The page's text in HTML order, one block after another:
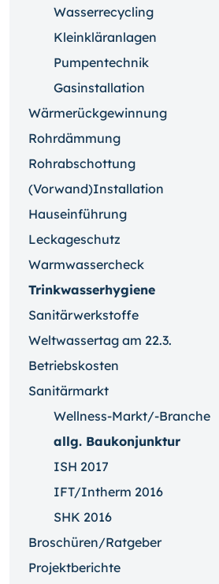
Wasserrecycling
Kleinkläranlagen
Pumpentechnik
Gasinstallation
Wärmerückgewinnung
Rohrdämmung
Rohrabschottung
(Vorwand)Installation
Hauseinführung
Leckageschutz
Warmwassercheck
Trinkwasserhygiene
Sanitärwerkstoffe
Weltwassertag am 22.3.
Betriebskosten
Sanitärmarkt
Wellness-Markt/-Branche
allg. Baukonjunktur
ISH 2017
IFT/Intherm 2016
SHK 2016
Broschüren/Ratgeber
Projektberichte